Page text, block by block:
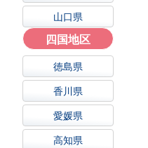
山口県
四国地区
徳島県
香川県
愛媛県
高知県